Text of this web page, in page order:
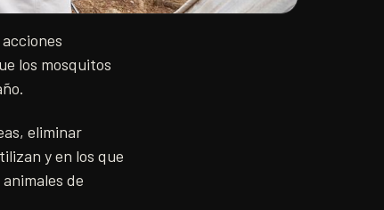
los mosquitos
eliminar
y en los que
de